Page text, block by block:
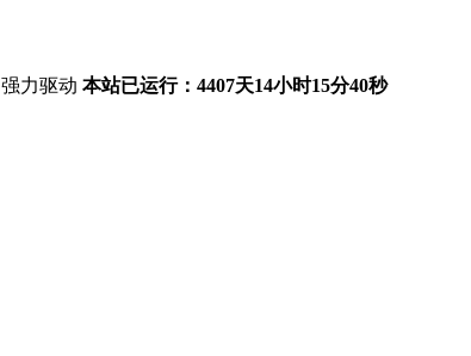
强力驱动 本站已运行：4407天14小时15分41秒